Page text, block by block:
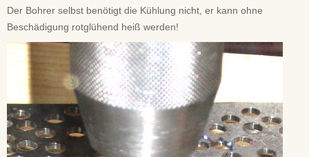
Der Bohrer selbst benötigt die Kühlung nicht, er kann ohne
Beschädigung rotglühend heiß werden!